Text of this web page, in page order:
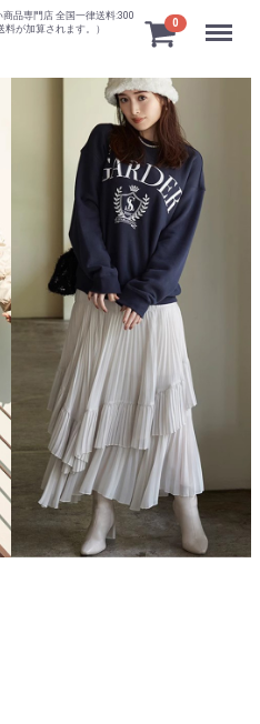
品専門店 全国一律送料:300
が加算されます。）
0 Menu